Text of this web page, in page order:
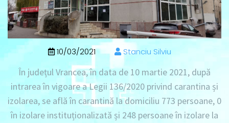
10/03/2021 Stanciu Silviu
În județul Vrancea, în data de 10 martie 2021, după
intrarea în vigoare a Legii 136/2020 privind carantina și
izolarea, se află în carantină la domiciliu 773 persoane, 0
în izolare instituționalizată și 248 persoane în izolare la